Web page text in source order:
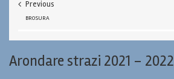
Previous
BROSURA
Arondare strazi 2021 – 2022